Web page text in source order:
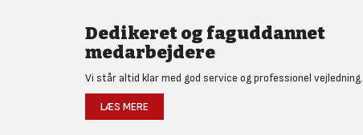
Dedikeret og faguddannet
medarbejdere
Vi står altid klar med god service og professionel vejledning.
LÆS MERE